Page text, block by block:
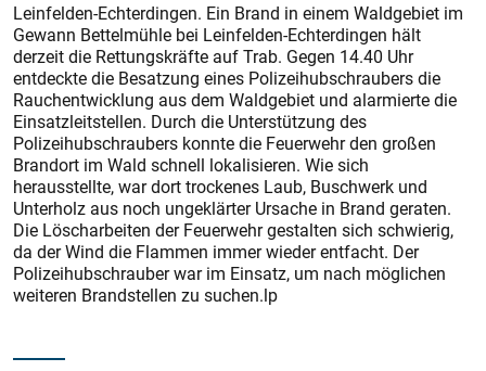
Leinfelden-Echterdingen. Ein Brand in einem Waldgebiet im
Gewann Bettelmühle bei Leinfelden-Echterdingen hält
derzeit die Rettungskräfte auf Trab. Gegen 14.40 Uhr
entdeckte die Besatzung eines Polizeihubschraubers die
Rauchentwicklung aus dem Waldgebiet und alarmierte die
Einsatzleitstellen. Durch die Unterstützung des
Polizeihubschraubers konnte die Feuerwehr den großen
Brandort im Wald schnell lokalisieren. Wie sich
herausstellte, war dort trockenes Laub, Buschwerk und
Unterholz aus noch ungeklärter Ursache in Brand geraten.
Die Löscharbeiten der Feuerwehr gestalten sich schwierig,
da der Wind die Flammen immer wieder entfacht. Der
Polizeihubschrauber war im Einsatz, um nach möglichen
weiteren Brandstellen zu suchen.lp